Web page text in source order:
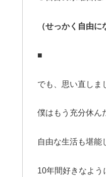
（せっかく自由
■
でも、思い直しま
僕はもう充分休ん
自由な生活も堪能
10年間好きなよう